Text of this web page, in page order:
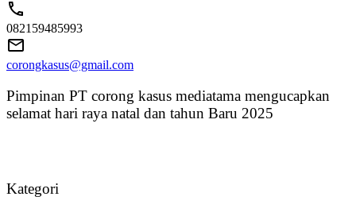
082159485993
corongkasus@gmail.com
Pimpinan PT corong kasus mediatama mengucapkan
selamat hari raya natal dan tahun Baru 2025
Kategori